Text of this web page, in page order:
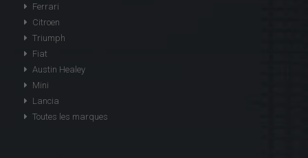
Ferrari
Citroen
Triumph
Fiat
Austin Healey
Mini
Lancia
Toutes les marques